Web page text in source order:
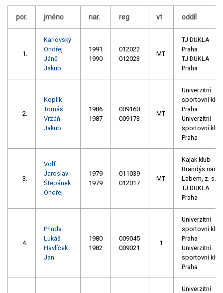
por. jméno nar. reg vt oddíl
1.
Karlovský
Ondřej
Jáně
Jakub
1991
1990
012022
012023
MT
TJ DUKLA
Praha
TJ DUKLA
Praha
2.
Koplík
Tomáš
Vrzáň
Jakub
1986
1987
009160
009173
MT
Univerzitní
sportovní klub
Praha
Univerzitní
sportovní klub
Praha
3.
Volf
Jaroslav
Štěpánek
Ondřej
1979
1979
011039
012017
MT
Kajak klub
Brandýs nad
Labem, z. s.
TJ DUKLA
Praha
4.
Přinda
Lukáš
Havlíček
Jan
1980
1982
009045
009021
1
Univerzitní
sportovní klub
Praha
Univerzitní
sportovní klub
Praha
Univerzitní